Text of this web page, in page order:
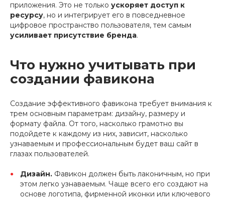
приложения. Это не только ускоряет доступ к
ресурсу, но и интегрирует его в повседневное
цифровое пространство пользователя, тем самым
усиливает присутствие бренда.
Что нужно учитывать при
создании фавикона
Создание эффективного фавикона требует внимания к
трем основным параметрам: дизайну, размеру и
формату файла. От того, насколько грамотно вы
подойдете к каждому из них, зависит, насколько
узнаваемым и профессиональным будет ваш сайт в
глазах пользователей.
Дизайн. Фавикон должен быть лаконичным, но при
этом легко узнаваемым. Чаще всего его создают на
основе логотипа, фирменной иконки или ключевого